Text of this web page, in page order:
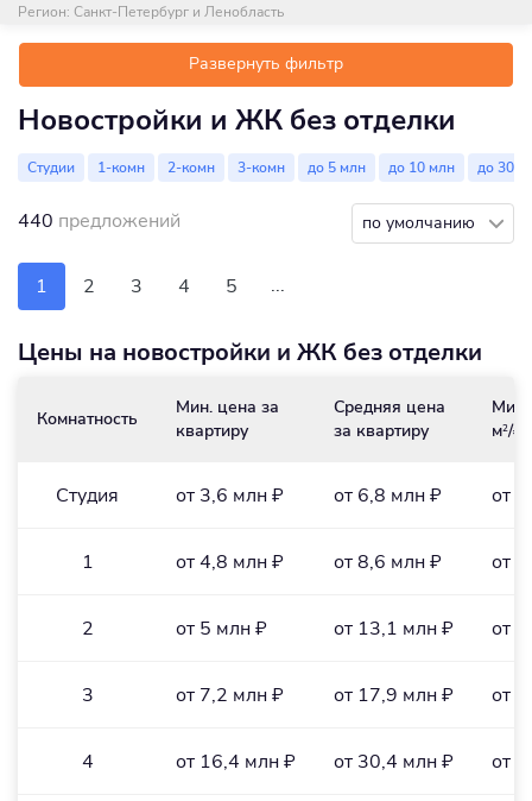
Регион: Санкт-Петербург и Ленобласть
Развернуть фильтр
Новостройки и ЖК без отделки
Студии 1-комн 2-комн 3-комн до 5 млн до 10 млн до 30 м²
440 предложений по умолчанию
1 2 3 4 5 ...
Цены на новостройки и ЖК без отделки
Комнатность
Мин. цена за
квартиру
Средняя цена
за квартиру
Мин.
м2/₽
Студия от 3,6 млн ₽ от 6,8 млн ₽ от
1 от 4,8 млн ₽ от 8,6 млн ₽ от
2 от 5 млн ₽ от 13,1 млн ₽ от
3 от 7,2 млн ₽ от 17,9 млн ₽ от
4 от 16,4 млн ₽ от 30,4 млн ₽ от